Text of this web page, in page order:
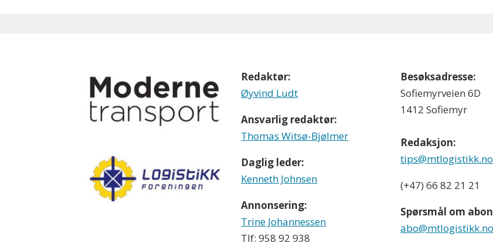
Redaktør:
Øyvind Ludt
Ansvarlig redaktør:
Thomas Witsø-Bjølmer
Daglig leder:
Kenneth Johnsen
Annonsering:
Trine Johannessen
Tlf: 958 92 938
Besøksadresse:
Sofiemyrveien 6D
1412 Sofiemyr
Redaksjon:
tips@mtlogistikk.no
(+47) 66 82 21 21
Spørsmål om
abo@mtlogistikk.no